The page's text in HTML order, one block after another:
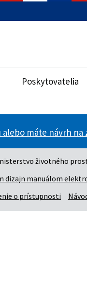
Poskytovatelia
máte návrh na
životného
dizajn manuálom
o prístupnosti